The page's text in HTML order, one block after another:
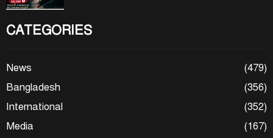
CATEGORIES
News
(479)
Bangladesh
(356)
International
(352)
Media
(167)